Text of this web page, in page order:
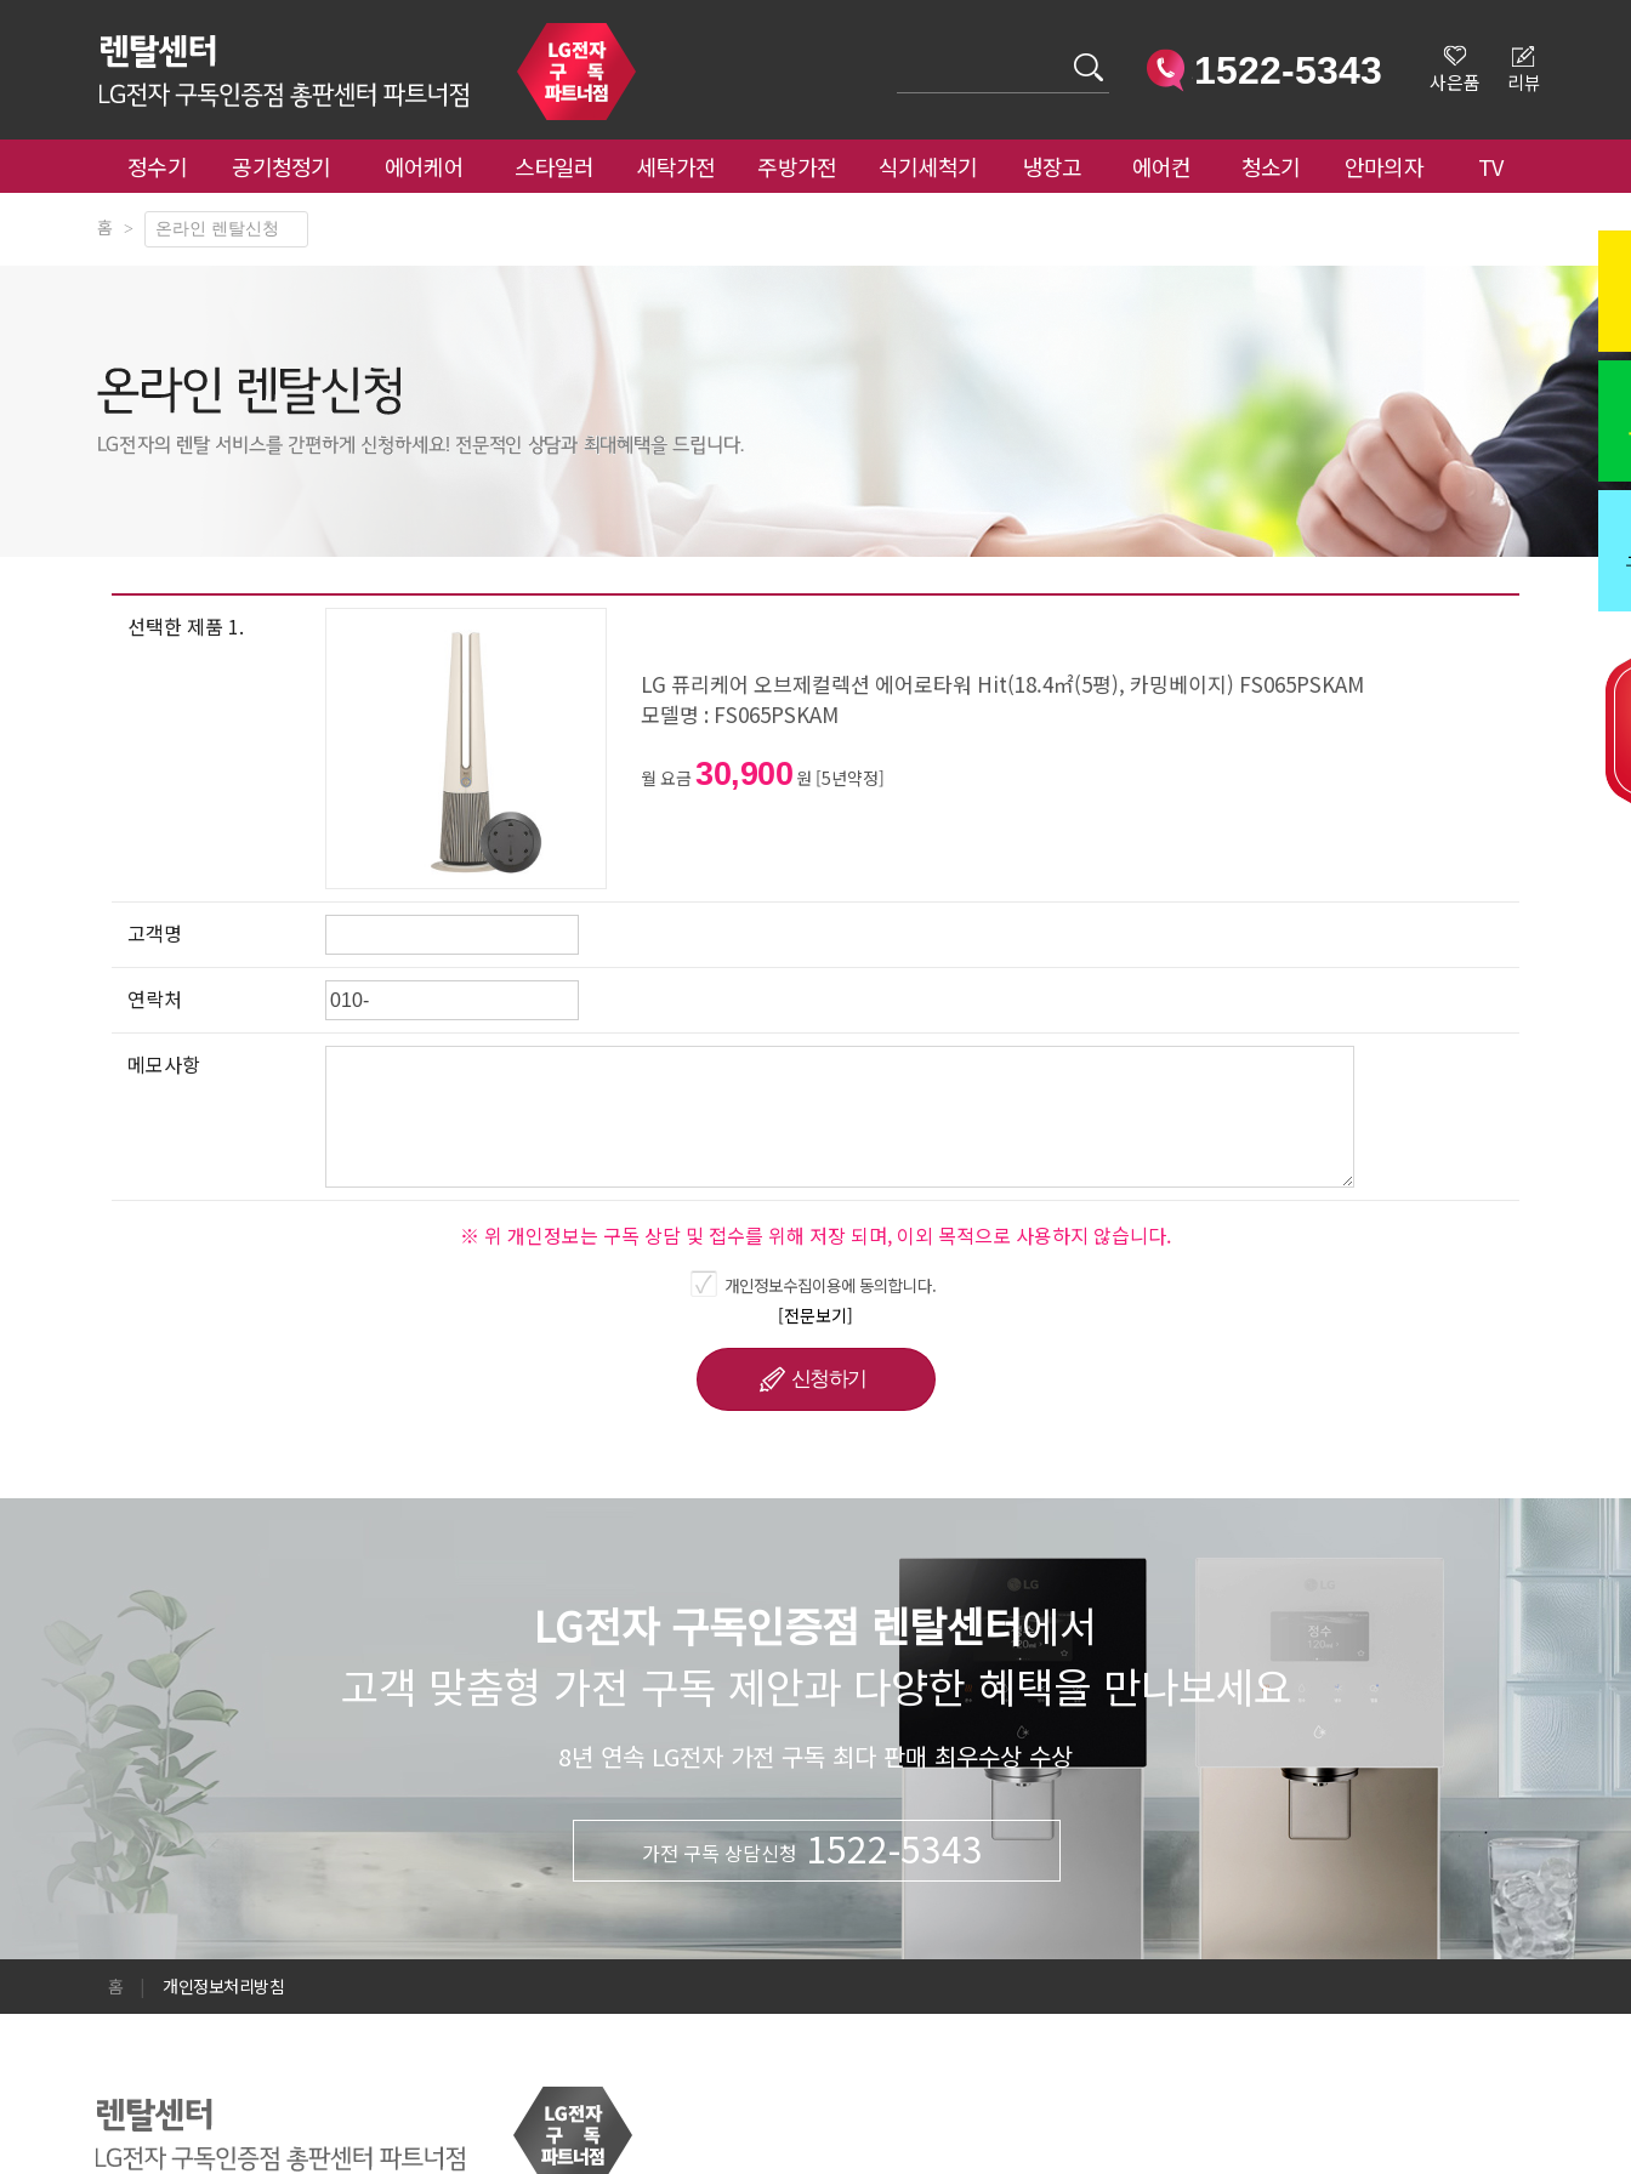
사은품 리뷰
1522-5343
정수기 공기청정기 에어케어 스타일러 세탁가전 주방가전 식기세척기 냉장고 에어컨 청소기 안마의자 TV
홈 >
선택한 제품 1.
LG 퓨리케어 오브제컬렉션 에어로타워 Hit(18.4㎡(5평), 카밍베이지) FS065PSKAM
모델명 : FS065PSKAM
월 요금 30,900 원 [5년약정]
고객명
연락처
메모사항
※ 위 개인정보는 구독 상담 및 접수를 위해 저장 되며, 이외 목적으로 사용하지 않습니다.
개인정보수집이용에 동의합니다.
[전문보기]
LG전자 구독인증점 렌탈센터에서
고객 맞춤형 가전 구독 제안과 다양한 혜택을 만나보세요
8년 연속 LG전자 가전 구독 최다 판매 최우수상 수상
가전 구독 상담신청1522-5343
홈 | 개인정보처리방침